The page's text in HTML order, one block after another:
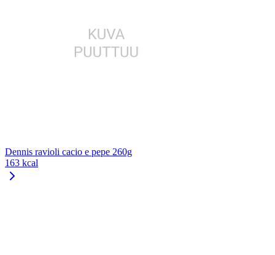
Dennis ravioli cacio e pepe 260g
163 kcal